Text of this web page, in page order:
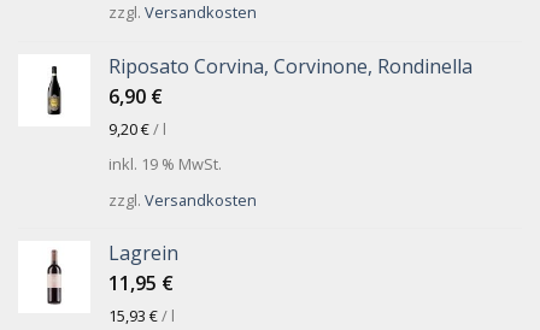
zzgl. Versandkosten
Riposato Corvina, Corvinone, Rondinella
6,90 €
9,20€/ l
inkl. 19 % MwSt.
zzgl. Versandkosten
Lagrein
11,95 €
15,93 €/ l